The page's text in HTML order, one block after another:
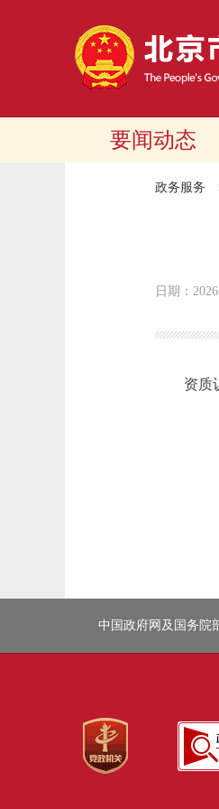
要闻动态
政务服务
日期：
资质认
中国政府网及国务院